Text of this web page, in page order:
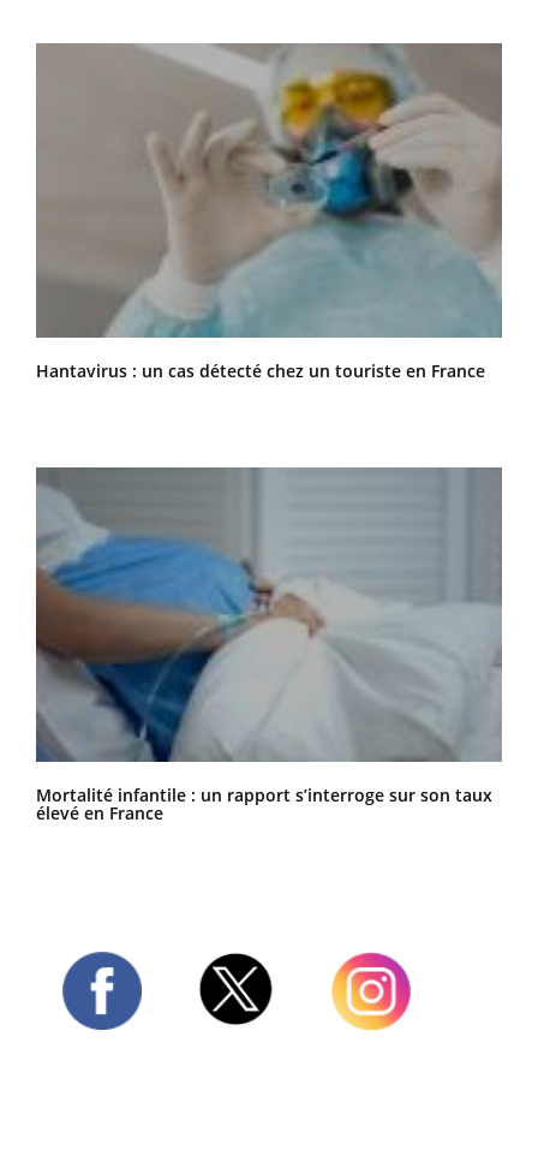
Hantavirus : un cas détecté chez un touriste en France
Mortalité infantile : un rapport s’interroge sur son taux
élevé en France